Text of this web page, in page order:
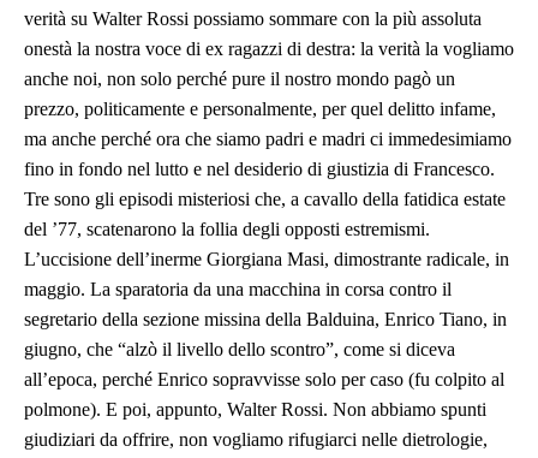
verità su Walter Rossi possiamo sommare con la più assoluta
onestà la nostra voce di ex ragazzi di destra: la verità la vogliamo
anche noi, non solo perché pure il nostro mondo pagò un
prezzo, politicamente e personalmente, per quel delitto infame,
ma anche perché ora che siamo padri e madri ci immedesimiamo
fino in fondo nel lutto e nel desiderio di giustizia di Francesco.
Tre sono gli episodi misteriosi che, a cavallo della fatidica estate
del ’77, scatenarono la follia degli opposti estremismi.
L’uccisione dell’inerme Giorgiana Masi, dimostrante radicale, in
maggio. La sparatoria da una macchina in corsa contro il
segretario della sezione missina della Balduina, Enrico Tiano, in
giugno, che “alzò il livello dello scontro”, come si diceva
all’epoca, perché Enrico sopravvisse solo per caso (fu colpito al
polmone). E poi, appunto, Walter Rossi. Non abbiamo spunti
giudiziari da offrire, non vogliamo rifugiarci nelle dietrologie,